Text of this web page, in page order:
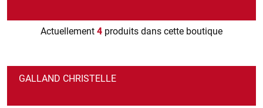
Actuellement 4 produits dans cette boutique
GALLAND CHRISTELLE